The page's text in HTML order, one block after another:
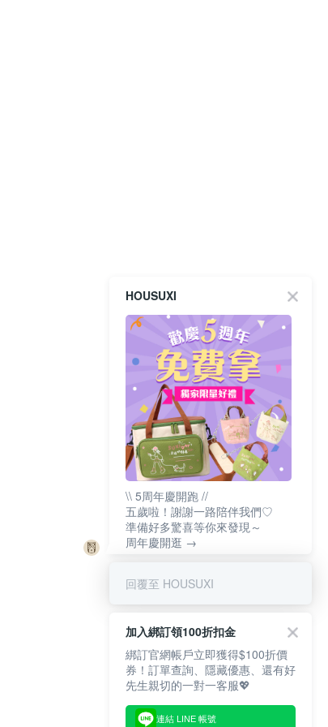
HOUSUXI
\\ 5周年慶開跑 //
五歲啦！謝謝一路陪伴我們♡
準備好多驚喜等你來發現～
周年慶開逛 →
回覆至 HOUSUXI
加入綁訂領100折扣金
綁訂官網帳戶立即獲得$100折價
券！訂單查詢、隱藏優惠、還有好
先生親切的一對一客服💖
連結 LINE 帳號